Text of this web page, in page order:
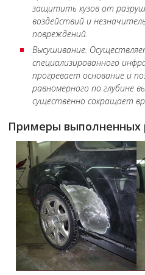
защитить кузов от
воздействий и
повреждений.
Высушивание.
специализированного
прогревает основание и
равномерного по глубине
существенно сокращает
Примеры выполненных